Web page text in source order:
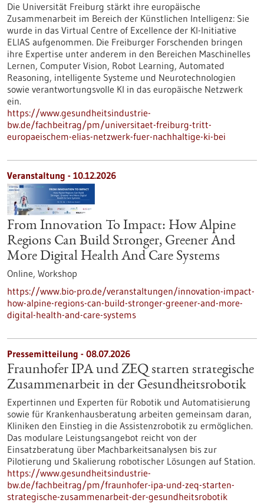
Die Universität Freiburg stärkt ihre europäische
Zusammenarbeit im Bereich der Künstlichen Intelligenz: Sie
wurde in das Virtual Centre of Excellence der KI-Initiative
ELIAS aufgenommen. Die Freiburger Forschenden bringen
ihre Expertise unter anderem in den Bereichen Maschinelles
Lernen, Computer Vision, Robot Learning, Automated
Reasoning, intelligente Systeme und Neurotechnologien
sowie verantwortungsvolle KI in das europäische Netzwerk
ein.
https://www.gesundheitsindustrie-
bw.de/fachbeitrag/pm/universitaet-freiburg-tritt-
europaeischem-elias-netzwerk-fuer-nachhaltige-ki-bei
Veranstaltung - 10.12.2026
From Innovation To Impact: How Alpine
Regions Can Build Stronger, Greener And
More Digital Health And Care Systems
Online, Workshop
https://www.bio-pro.de/veranstaltungen/innovation-impact-
how-alpine-regions-can-build-stronger-greener-and-more-
digital-health-and-care-systems
Pressemitteilung - 08.07.2026
Fraunhofer IPA und ZEQ starten strategische
Zusammenarbeit in der Gesundheitsrobotik
Expertinnen und Experten für Robotik und Automatisierung
sowie für Krankenhausberatung arbeiten gemeinsam daran,
Kliniken den Einstieg in die Assistenzrobotik zu ermöglichen.
Das modulare Leistungsangebot reicht von der
Einsatzberatung über Machbarkeitsanalysen bis zur
Pilotierung und Skalierung robotischer Lösungen auf Station.
https://www.gesundheitsindustrie-
bw.de/fachbeitrag/pm/fraunhofer-ipa-und-zeq-starten-
strategische-zusammenarbeit-der-gesundheitsrobotik